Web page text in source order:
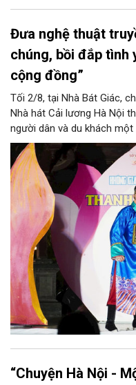
Đưa nghệ thuật
chúng, bồi đắp tình
cộng đồng”
Tối 2/8, tại Nhà Bát Giác,
Nhà hát Cải lương Hà Nội
người dân và du khách
những làn điệu cải lương,
hòa quyện trong không
biệt, chương trình có sự
phương Nam, góp phần
cảm xúc.
“Chuyện Hà Nội -